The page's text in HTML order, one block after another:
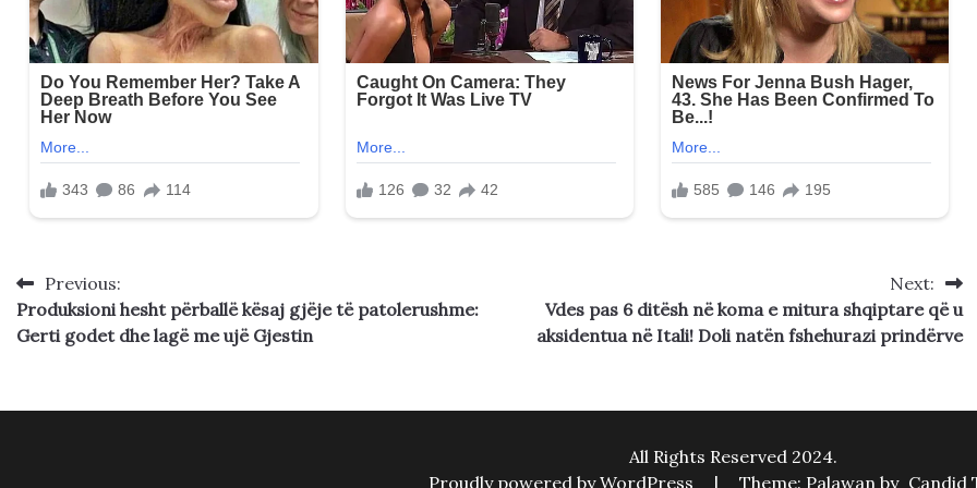
Post
navigation
Previous:
Produksioni hesht përballë kësaj gjëje të patolerushme:
Gerti godet dhe lagë me ujë Gjestin
Next:
Vdes pas 6 ditësh në koma e mitura shqiptare që u
aksidentua në Itali! Doli natën fshehurazi prindërve
All Rights Reserved 2024.
Proudly powered by WordPress
| Theme: Palawan by Candid